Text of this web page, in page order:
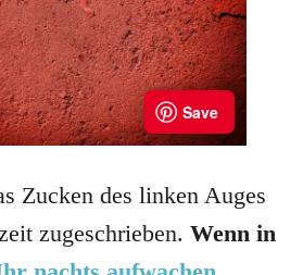
Zucken des linken Auges
zugeschrieben. Wenn in